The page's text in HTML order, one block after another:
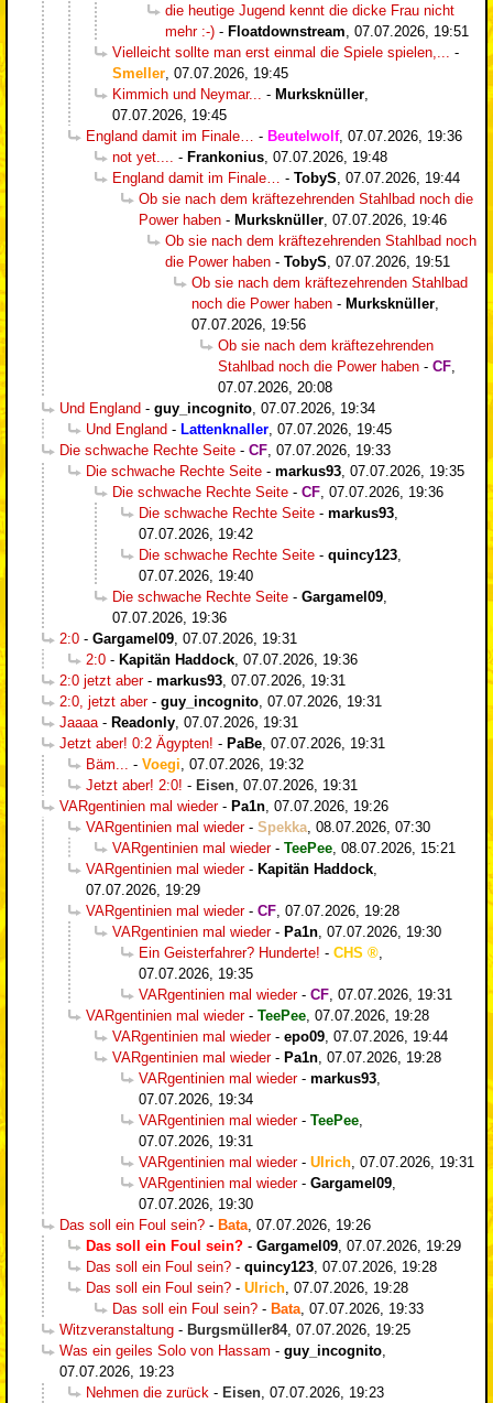
die heutige Jugend kennt die dicke Frau nicht
mehr :-) - Floatdownstream 07.07.2026, 19:51
Vielleicht sollte man erst einmal die Spiele spielen,...
-
Smeller 07.07.2026, 19:45
Kimmich und Neymar...
- Murksknüller
07.07.2026, 19:45
England damit im Finale…
- Beutelwolf, 07.07.2026, 19:36
not yet....
- Frankonius 07.07.2026, 19:48
England damit im Finale…
- TobyS 07.07.2026, 19:44
Ob sie nach dem kräftezehrenden Stahlbad noch die
Power haben - Murksknüller 07.07.2026, 19:46
Ob sie nach dem kräftezehrenden Stahlbad noch
die Power haben - TobyS 07.07.2026, 19:51
Ob sie nach dem kräftezehrenden Stahlbad
noch die Power haben - Murksknüller
07.07.2026, 19:56
Ob sie nach dem kräftezehrenden
Stahlbad noch die Power haben - CF
07.07.2026, 20:08
Und England - guy_incognito 07.07.2026, 19:34
Und England - Lattenknaller 07.07.2026, 19:45
Die schwache Rechte Seite - CF 07.07.2026, 19:33
Die schwache Rechte Seite - markus93 07.07.2026, 19:35
Die schwache Rechte Seite - CF 07.07.2026, 19:36
Die schwache Rechte Seite - markus93
07.07.2026, 19:42
Die schwache Rechte Seite - quincy123
07.07.2026, 19:40
Die schwache Rechte Seite - Gargamel09
07.07.2026, 19:36
2:0 - Gargamel09 07.07.2026, 19:31
2:0 - Kapitän Haddock 07.07.2026, 19:36
2:0 jetzt aber- markus93 07.07.2026, 19:31
2:0, jetzt aber- guy_incognito 07.07.2026, 19:31
Jaaaa - Readonly 07.07.2026, 19:31
Jetzt aber! 0:2 Ägypten! - PaBe 07.07.2026, 19:31
Bäm...
- Voegi 07.07.2026, 19:32
Jetzt aber! 2:0! - Eisen 07.07.2026, 19:31
VARgentinien mal wieder- Pa1n 07.07.2026, 19:26
VARgentinien mal wieder- Spekka 08.07.2026, 07:30
VARgentinien mal wieder- TeePee 08.07.2026, 15:21
VARgentinien mal wieder- Kapitän Haddock
07.07.2026, 19:29
VARgentinien mal wieder- CF 07.07.2026, 19:28
VARgentinien mal wieder- Pa1n 07.07.2026, 19:30
Ein Geisterfahrer? Hunderte! - CHS
07.07.2026, 19:35
VARgentinien mal wieder- CF 07.07.2026, 19:31
VARgentinien mal wieder- TeePee 07.07.2026, 19:28
VARgentinien mal wieder- epo09 07.07.2026, 19:44
VARgentinien mal wieder- Pa1n 07.07.2026, 19:28
VARgentinien mal wieder- markus93
07.07.2026, 19:34
VARgentinien mal wieder- TeePee
07.07.2026, 19:31
VARgentinien mal wieder- Ulrich 07.07.2026, 19:31
VARgentinien mal wieder- Gargamel09
07.07.2026, 19:30
Das soll ein Foul sein? - Bata 07.07.2026, 19:26
Das soll ein Foul sein? - Gargamel09 07.07.2026, 19:29
Das soll ein Foul sein? - quincy123 07.07.2026, 19:28
Das soll ein Foul sein? - Ulrich 07.07.2026, 19:28
Das soll ein Foul sein? - Bata 07.07.2026, 19:33
Witzveranstaltung - Burgsmüller84, 07.07.2026, 19:25
Was ein geiles Solo von Hassam - guy_incognito
07.07.2026, 19:23
Nehmen die zurück - Eisen 07.07.2026, 19:23